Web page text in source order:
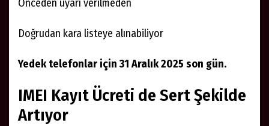
Önceden uyarı verilmeden
Doğrudan kara listeye alınabiliyor
Yedek telefonlar için 31 Aralık 2025 son gün.
IMEI Kayıt Ücreti de Sert Şekilde
Artıyor